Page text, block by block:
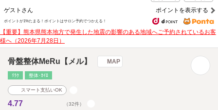
ゲストさん ポイントを表示する
ポイントが1%たまる！ ポイントはサロン予約でつかえる！
【重要】熊本県熊本地方で発生した地震の影響のある地域へご予約されているお客
様へ（2026年7月28日）
骨盤整体MeRu【メル】 MAP
ﾘﾗｸ 整体･ｶｲﾛ
スマート支払いOK
4.77 （32件）